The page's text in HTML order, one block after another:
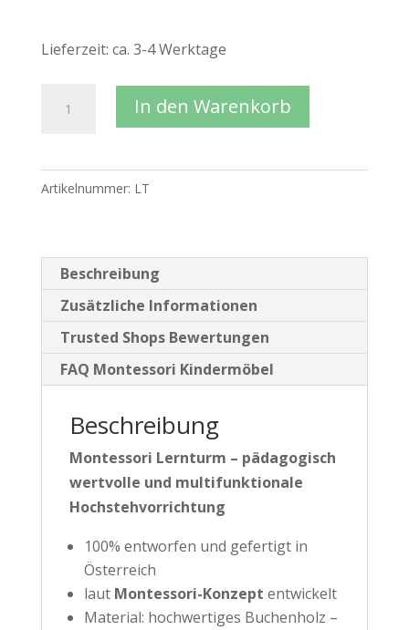
Lieferzeit: ca. 3-4 Werktage
Montessori
Menge
In den Warenkorb
Artikelnummer: LT
Beschreibung
Zusätzliche Informationen
Trusted Shops Bewertungen
FAQ Montessori Kindermöbel
Beschreibung
Montessori Lernturm – pädagogisch
wertvolle und multifunktionale
Hochstehvorrichtung
100% entworfen und gefertigt in
Österreich
laut Montessori-Konzept entwickelt
Material: hochwertiges Buchenholz –